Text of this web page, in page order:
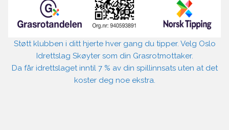
Støtt klubben i ditt hjerte hver gang du tipper. Velg Oslo
Idrettslag Skøyter som din Grasrotmottaker.
Da får idrettslaget inntil 7 % av din spillinnsats uten at det
koster deg noe ekstra.